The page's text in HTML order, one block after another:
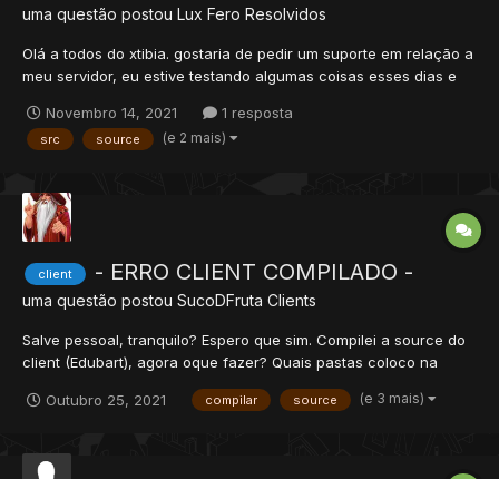
uma questão postou Lux Fero Resolvidos
Olá a todos do xtibia. gostaria de pedir um suporte em relação a
meu servidor, eu estive testando algumas coisas esses dias e
bugado? bom. o problema é o seguinte eu fui fazer uma troca
no game(trade) é quando eu cliquei pra aceitar...
Novembro 14, 2021 1 resposta
src source (e 2 mais)
client - ERRO CLIENT COMPILADO -
uma questão postou SucoDFruta Clients
Salve pessoal, tranquilo? Espero que sim. Compilei a source do
client (Edubart), agora oque fazer? Quais pastas coloco na
client diz que precisa de um .DAT compatível. Obs: O .DAT é da
Outubro 25, 2021 compilar source (e 3 mais)